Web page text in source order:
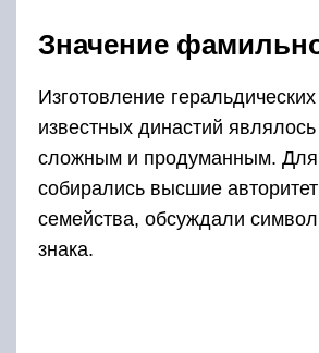
Значение
Изготовление
известных династий
сложным и продуманным. Для
собирались высшие
семейства, обсуждали
знака.